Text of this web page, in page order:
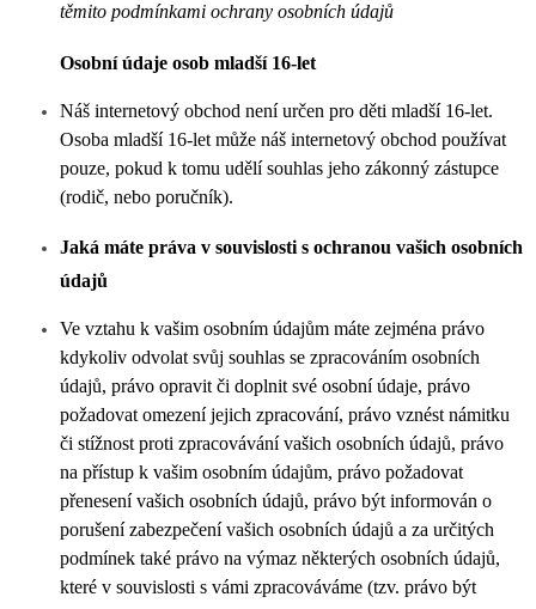
těmito podmínkami ochrany osobních údajů
Osobní údaje osob mladší 16-let
Náš internetový obchod není určen pro děti mladší 16-let.
Osoba mladší 16-let může náš internetový obchod používat
pouze, pokud k tomu udělí souhlas jeho zákonný zástupce
(rodič, nebo poručník).
Jaká máte práva v souvislosti s ochranou vašich osobních
údajů
Ve vztahu k vašim osobním údajům máte zejména právo
kdykoliv odvolat svůj souhlas se zpracováním osobních
údajů, právo opravit či doplnit své osobní údaje, právo
požadovat omezení jejich zpracování, právo vznést námitku
či stížnost proti zpracovávání vašich osobních údajů, právo
na přístup k vašim osobním údajům, právo požadovat
přenesení vašich osobních údajů, právo být informován o
porušení zabezpečení vašich osobních údajů a za určitých
podmínek také právo na výmaz některých osobních údajů,
které v souvislosti s vámi zpracováváme (tzv. právo být